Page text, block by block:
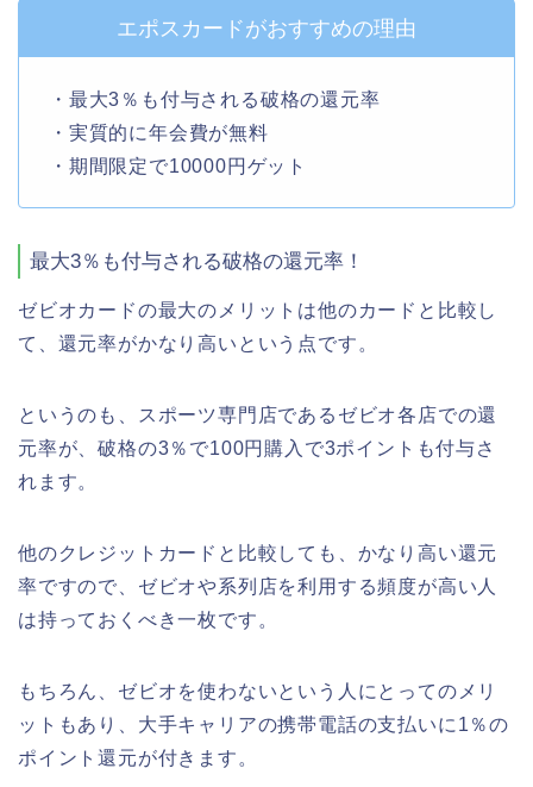
エポスカードがおすすめの理由
・最大3％も付与される破格の還元率
・実質的に年会費が無料
・期間限定で10000円ゲット
最大3％も付与される破格の還元率！
ゼビオカードの最大のメリットは他のカードと比較し
て、還元率がかなり高いという点です。
というのも、スポーツ専門店であるゼビオ各店での還
元率が、破格の3％で100円購入で3ポイントも付与さ
れます。
他のクレジットカードと比較しても、かなり高い還元
率ですので、ゼビオや系列店を利用する頻度が高い人
は持っておくべき一枚です。
もちろん、ゼビオを使わないという人にとってのメリ
ットもあり、大手キャリアの携帯電話の支払いに1％の
ポイント還元が付きます。